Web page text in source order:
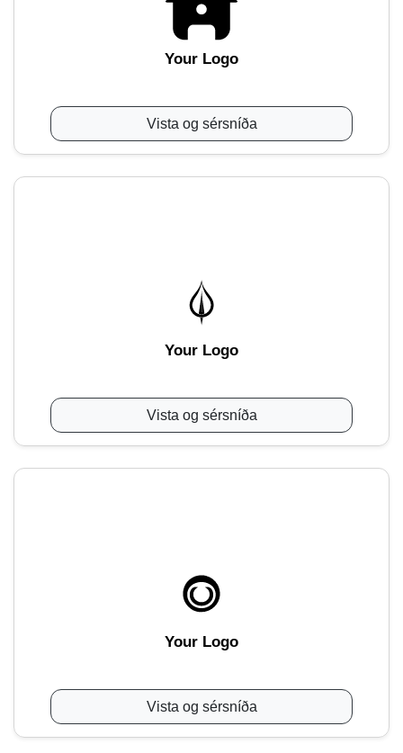
Your Logo
Vista og sérsníða
Your Logo
Vista og sérsníða
Your Logo
Vista og sérsníða